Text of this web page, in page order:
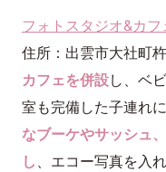
フォトスタジオ&カ
住所：出雲市大社町
カフェを併設し、ベ
室も完備した子連れ
なブーケやサッシュ
し 、エコー写真を入